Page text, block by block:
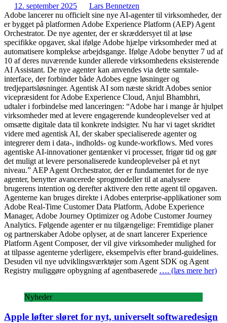
12. september 2025
Lars Bennetzen
Adobe lancerer nu officielt sine nye AI-agenter til virksomheder, der
er bygget på platformen Adobe Experience Platform (AEP) Agent
Orchestrator. De nye agenter, der er skræddersyet til at løse
specifikke opgaver, skal ifølge Adobe hjælpe virksomheder med at
automatisere komplekse arbejdsgange. Ifølge Adobe benytter 7 ud af
10 af deres nuværende kunder allerede virksomhedens eksisterende
AI Assistant. De nye agenter kan anvendes via dette samtale-
interface, der forbinder både Adobes egne løsninger og
tredjepartsløsninger. Agentisk AI som næste skridt Adobes senior
vicepræsident for Adobe Experience Cloud, Anjul Bhambhri,
udtaler i forbindelse med lanceringen: “Adobe har i mange år hjulpet
virksomheder med at levere engagerende kundeoplevelser ved at
omsætte digitale data til konkrete indsigter. Nu har vi taget skridtet
videre med agentisk AI, der skaber specialiserede agenter og
integrerer dem i data-, indholds- og kunde-workflows. Med vores
agentiske AI-innovationer gentænker vi processer, frigør tid og gør
det muligt at levere personaliserede kundeoplevelser på et nyt
niveau.” AEP Agent Orchestrator, der er fundamentet for de nye
agenter, benytter avancerede sprogmodeller til at analysere
brugerens intention og derefter aktivere den rette agent til opgaven.
Agenterne kan bruges direkte i Adobes enterprise-applikationer som
Adobe Real-Time Customer Data Platform, Adobe Experience
Manager, Adobe Journey Optimizer og Adobe Customer Journey
Analytics. Følgende agenter er nu tilgængelige: Fremtidige planer
og partnerskaber Adobe oplyser, at de snart lancerer Experience
Platform Agent Composer, der vil give virksomheder mulighed for
at tilpasse agenterne yderligere, eksempelvis efter brand-guidelines.
Desuden vil nye udviklingsværktøjer som Agent SDK og Agent
Registry muliggøre opbygning af agentbaserede …. (læs mere her)
Nyheder
Apple løfter sløret for nyt, universelt softwaredesign